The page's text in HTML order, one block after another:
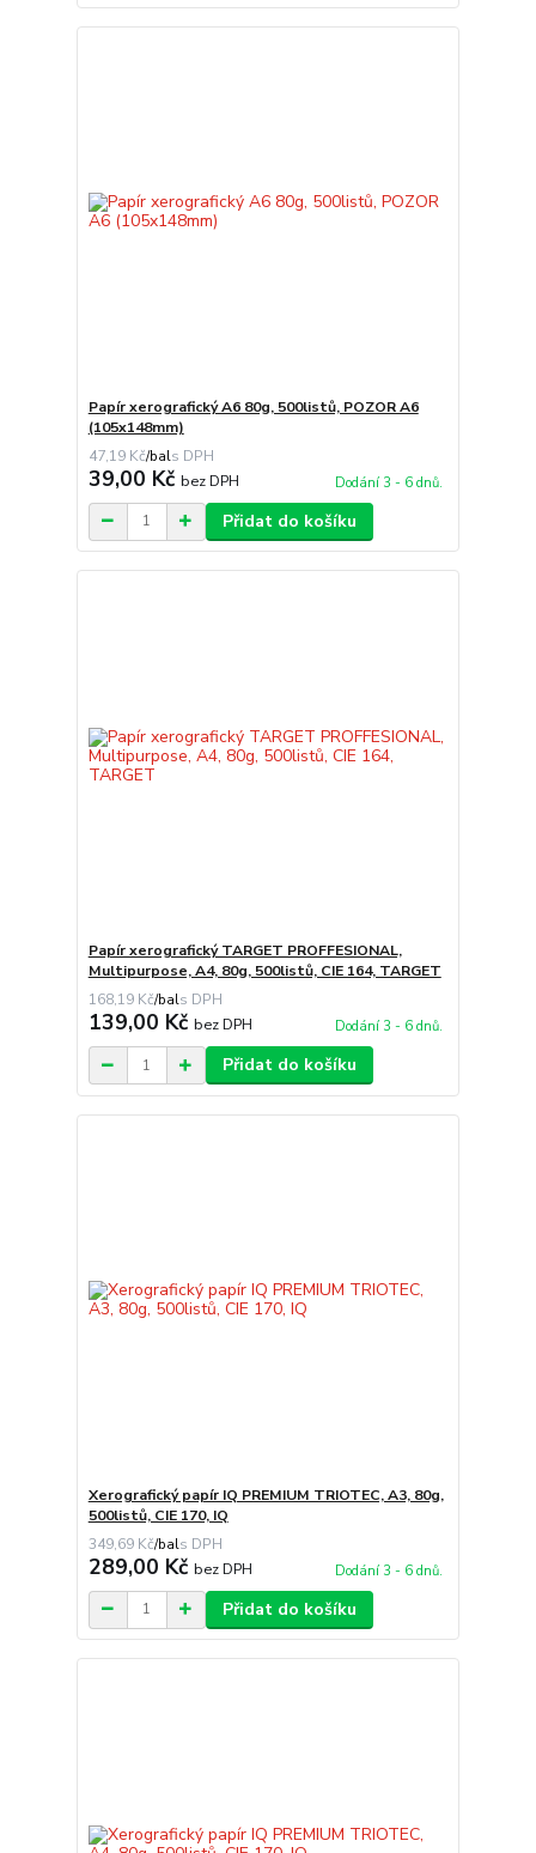
Papír xerografický A6 80g, 500listů, POZOR A6
(105x148mm)
47,19 Kč/bal
39,00 Kč bez DPH Dodání 3 - 6 dnů.
Přidat do košíku
Papír xerografický TARGET PROFFESIONAL,
Multipurpose, A4, 80g, 500listů, CIE 164, TARGET
168,19 Kč/bal
139,00 Kč bez DPH Dodání 3 - 6 dnů.
Přidat do košíku
Xerografický papír IQ PREMIUM TRIOTEC, A3, 80g,
500listů, CIE 170, IQ
349,69 Kč/bal
289,00 Kč bez DPH Dodání 3 - 6 dnů.
Přidat do košíku